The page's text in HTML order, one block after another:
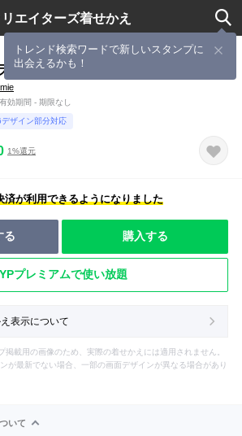
エイターズ着せかえ
トレンド検索ワードで新しいスタンプに
出会えるかも！
咲く（夜）
効期間 - 期限なし
ザイン部分対応
1%還元
済が利用できるようになりました
る 購入する
プレミアムで使い放題
表示について
掲載用の画像のため、実際の着せかえには適用されません。
が最新でない場合、一部の画面デザインが異なる場合があり
いて